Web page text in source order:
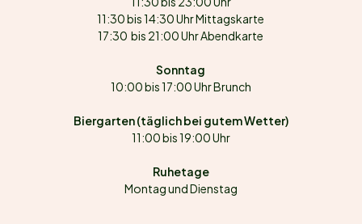
11:30 bis 14:30 Uhr Mittagskarte
17:30 bis 21:00 Uhr Abendkarte
Sonntag
10:00 bis 17:00 Uhr Brunch
Biergarten (täglich bei gutem Wetter)
11:00 bis 19:00 Uhr
Ruhetage
Montag und Dienstag